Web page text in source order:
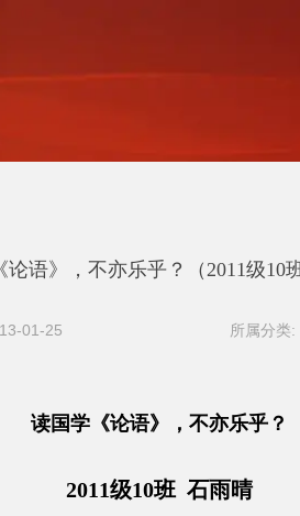
论语》，不亦乐乎？（2011级10
01-25 所属分类:
读国学《论语》，不亦乐乎？
2011级10班 石雨晴